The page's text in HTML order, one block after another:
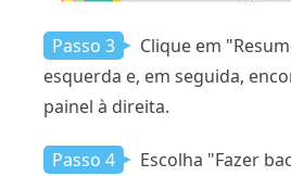
Passo 3
Clique em
esquerda e, em seguida,
painel à direita.
Passo 4
Escolha "Fazer